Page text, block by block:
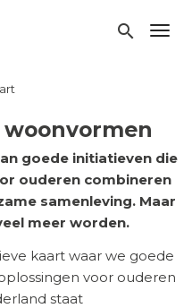
search
goede initiatieven die
ouderen combineren
samenleving. Maar
meer worden.
kaart waar we goede
voor ouderen
staat